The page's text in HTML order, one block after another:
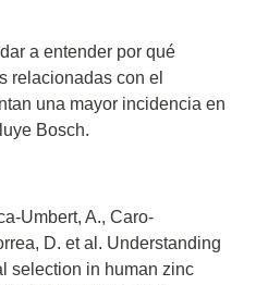
a entender por qué
relacionadas con el
una mayor incidencia en
Bosch.
Umbert, A., Caro-
D. et al. Understanding
selection in human zinc